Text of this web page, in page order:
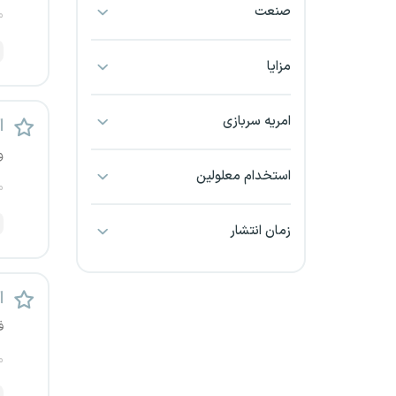
بجنورد
خراسان جنوبی
صنعت
مزایا
امریه سربازی
استخدام معلولین
زمان انتشار